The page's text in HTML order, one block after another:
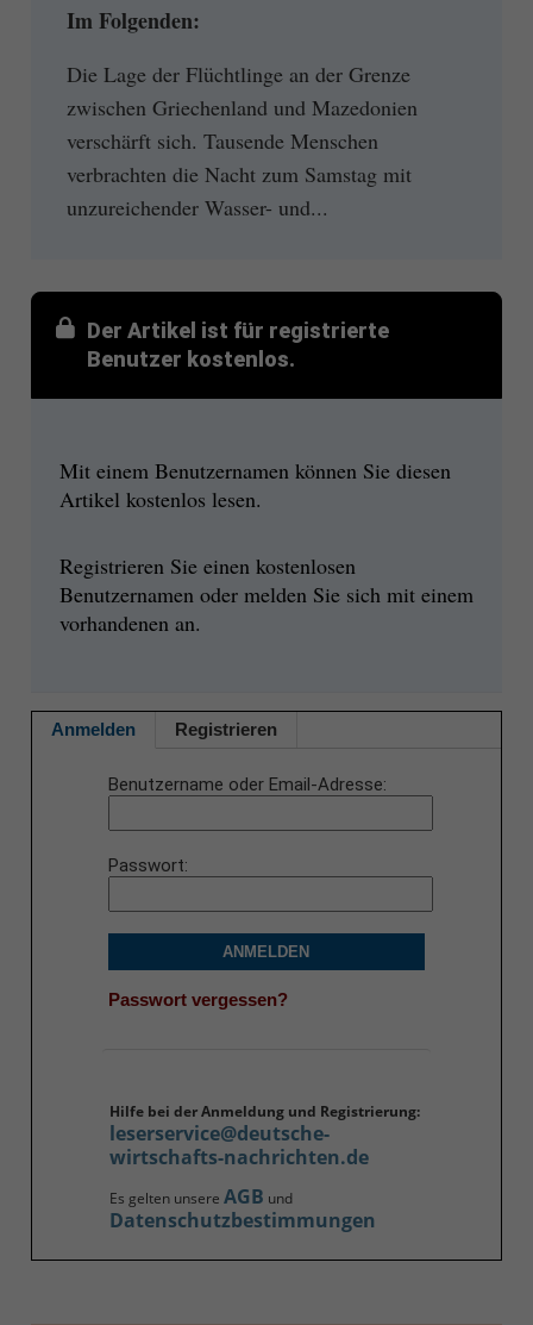
Im Folgenden:
Die Lage der Flüchtlinge an der Grenze
zwischen Griechenland und Mazedonien
verschärft sich. Tausende Menschen
verbrachten die Nacht zum Samstag mit
unzureichender Wasser- und...
Der Artikel ist für registrierte
Benutzer kostenlos.
Mit einem Benutzernamen können Sie diesen
Artikel kostenlos lesen.
Registrieren Sie einen kostenlosen
Benutzernamen oder melden Sie sich mit einem
vorhandenen an.
Anmelden Registrieren
Benutzername oder Email-Adresse
Passwort
ANMELDEN
Passwort vergessen?
Hilfe bei der Anmeldung und Registrierung:
leserservice@deutsche-
wirtschafts-nachrichten.de
Es gelten unsere AGB und
Datenschutzbestimmungen